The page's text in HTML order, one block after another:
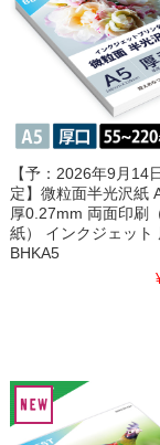
【予：2026年9月14
定】微粒面半光沢紙
厚0.27mm 両面印刷
紙） インクジェット
BHKA5